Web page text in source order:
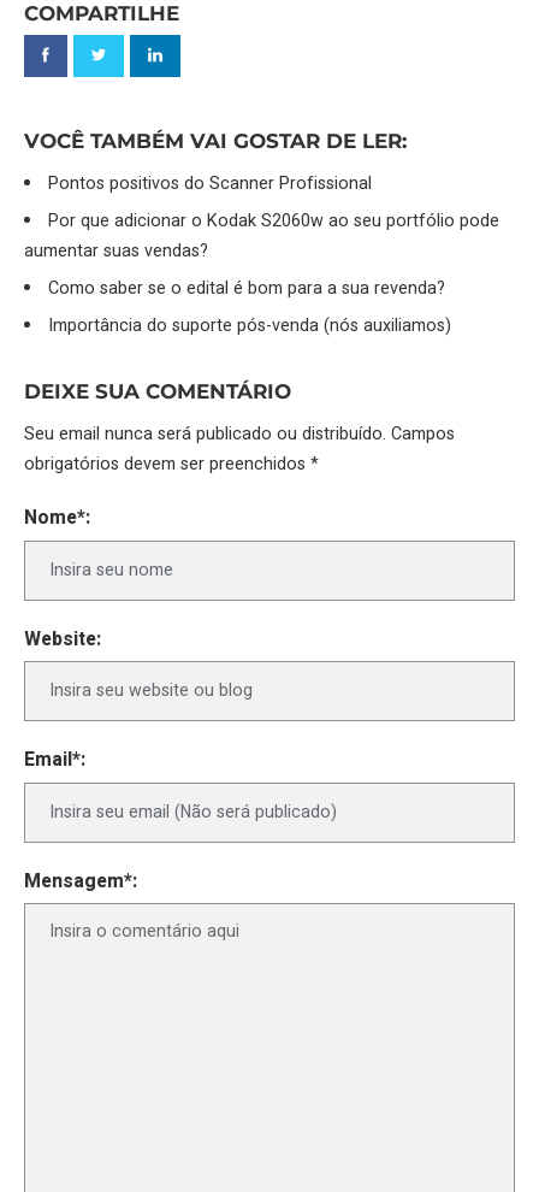
COMPARTILHE
VOCÊ TAMBÉM VAI GOSTAR DE LER:
Pontos positivos do Scanner Profissional
Por que adicionar o Kodak S2060w ao seu portfólio pode
aumentar suas vendas?
Como saber se o edital é bom para a sua revenda?
Importância do suporte pós-venda (nós auxiliamos)
DEIXE SUA COMENTÁRIO
Seu email nunca será publicado ou distribuído. Campos
obrigatórios devem ser preenchidos *
Nome*:
Website:
Email*:
Mensagem*: